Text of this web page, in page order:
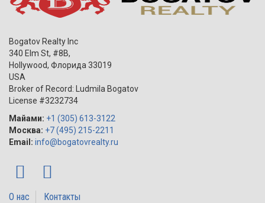
Bogatov Realty Inc
340 Elm St, #8B,
Hollywood, Флорида 33019
USA
Broker of Record: Ludmila Bogatov
License #3232734
Майами: +1 (305) 613-3122
Москва: +7 (495) 215-2211
Email: info@bogatovrealty.ru
О нас Контакты